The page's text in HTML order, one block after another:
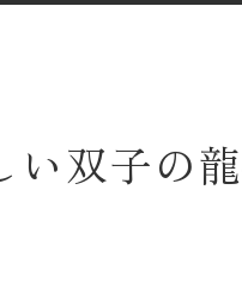
い双子の